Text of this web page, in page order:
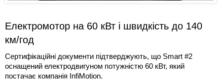
Електромотор на 60 кВт і швидкість до 140
км/год
Сертифікаційні документи підтверджують, що Smart #2
оснащений електродвигуном потужністю 60 кВт, який
постачає компанія InfiMotion.